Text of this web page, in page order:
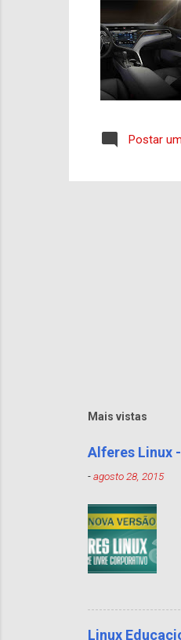
Postar
Mais vistas
Alferes Linux
-agosto 28, 2015
Linux